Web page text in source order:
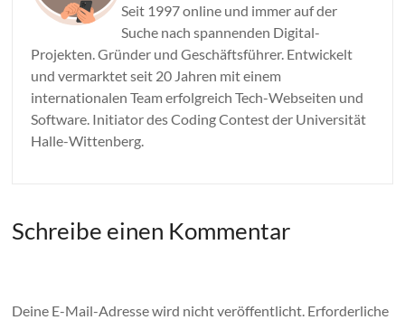
Seit 1997 online und immer auf der
Suche nach spannenden Digital-
Projekten. Gründer und Geschäftsführer. Entwickelt
und vermarktet seit 20 Jahren mit einem
internationalen Team erfolgreich Tech-Webseiten und
Software. Initiator des Coding Contest der Universität
Halle-Wittenberg.
Schreibe einen Kommentar
Deine E-Mail-Adresse wird nicht veröffentlicht. Erforderliche